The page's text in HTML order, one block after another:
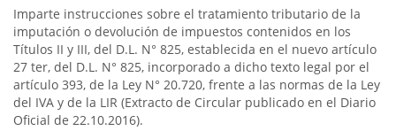
Imparte instrucciones sobre el tratamiento tributario de la
imputación o devolución de impuestos contenidos en los
Títulos II y III, del D.L. N° 825, establecida en el nuevo artículo
27 ter, del D.L. N° 825, incorporado a dicho texto legal por el
artículo 393, de la Ley N° 20.720, frente a las normas de la Ley
del IVA y de la LIR (Extracto de Circular publicado en el Diario
Oficial de 22.10.2016).